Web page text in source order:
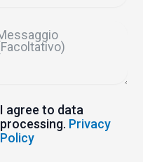
I agree to data
processing. Privacy
Policy